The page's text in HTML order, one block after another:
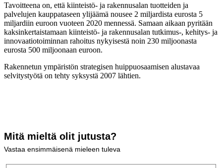
Tavoitteena on, että kiinteistö- ja rakennusalan tuotteiden ja
palvelujen kauppataseen ylijäämä nousee 2 miljardista eurosta 5
miljardiin euroon vuoteen 2020 mennessä. Samaan aikaan pyritään
kaksinkertaistamaan kiinteistö- ja rakennusalan tutkimus-, kehitys- ja
innovaatiotoiminnan rahoitus nykyisestä noin 230 miljoonasta
eurosta 500 miljoonaan euroon.
Rakennetun ympäristön strategisen huippuosaamisen alustavaa
selvitystyötä on tehty syksystä 2007 lähtien.
Mitä mieltä olit jutusta?
Vastaa ensimmäisenä mieleen tuleva